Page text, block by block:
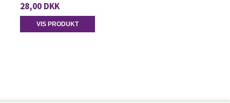
28,00 DKK
VIS PRODUKT